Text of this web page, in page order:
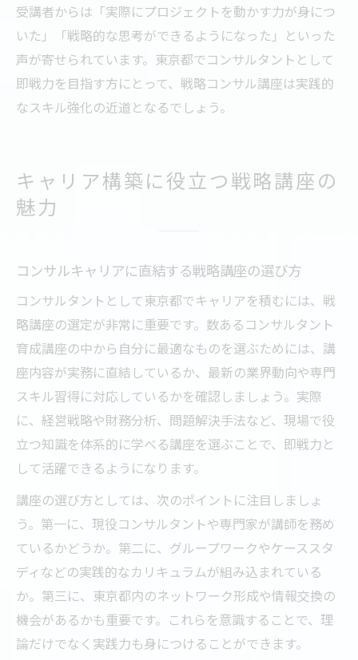
受講者からは「実際にプロジェクトを動かす力が身につ
いた」「戦略的な思考ができるようになった」といった
声が寄せられています。東京都でコンサルタントとして
即戦力を目指す方にとって、戦略コンサル講座は実践的
なスキル強化の近道となるでしょう。
キャリア構築に役立つ戦略講座の
魅力
コンサルキャリアに直結する戦略講座の選び方
コンサルタントとして東京都でキャリアを積むには、戦
略講座の選定が非常に重要です。数あるコンサルタント
育成講座の中から自分に最適なものを選ぶためには、講
座内容が実務に直結しているか、最新の業界動向や専門
スキル習得に対応しているかを確認しましょう。実際
に、経営戦略や財務分析、問題解決手法など、現場で役
立つ知識を体系的に学べる講座を選ぶことで、即戦力と
して活躍できるようになります。
講座の選び方としては、次のポイントに注目しましょ
う。第一に、現役コンサルタントや専門家が講師を務め
ているかどうか。第二に、グループワークやケーススタ
ディなどの実践的なカリキュラムが組み込まれている
か。第三に、東京都内のネットワーク形成や情報交換の
機会があるかも重要です。これらを意識することで、理
論だけでなく実践力も身につけることができます。